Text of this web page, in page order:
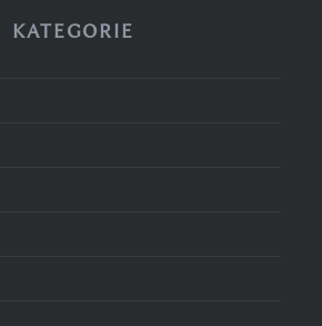
KATEGORIE